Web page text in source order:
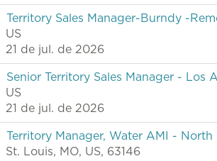
Territory Sales Manager-Burndy -
US
21 de jul. de 2026
Senior Territory Sales Manager - Los
US
21 de jul. de 2026
Territory Manager, Water AMI - North
St. Louis, MO, US, 63146